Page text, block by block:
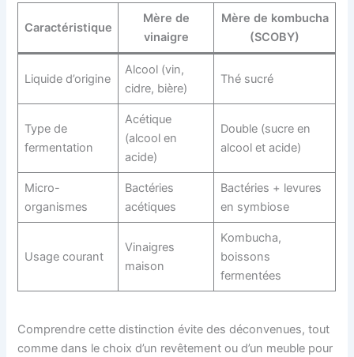
Caractéristique
Mère de
vinaigre
Mère de kombucha
(SCOBY)
Liquide d’origine
Alcool (vin,
cidre, bière)
Thé sucré
Type de
fermentation
Acétique
(alcool en
acide)
Double (sucre en
alcool et acide)
Micro-
organismes
Bactéries
acétiques
Bactéries + levures
en symbiose
Usage courant
Vinaigres
maison
Kombucha,
boissons
fermentées
Comprendre cette distinction évite des déconvenues, tout
comme dans le choix d’un revêtement ou d’un meuble pour